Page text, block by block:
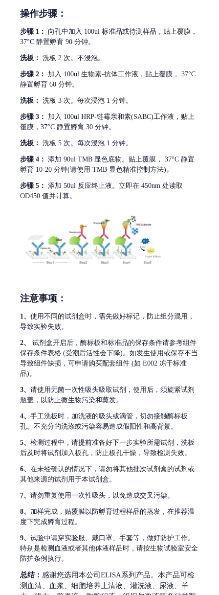
操作步骤：
步骤 1： 向孔中加入 100ul 标准品或待测样品，贴上覆膜，
37°C 静置孵育 90 分钟。
洗板： 洗板 2 次。不浸泡。
步骤 2： 加入 100ul 生物素-抗体工作液，贴上覆膜， 37°C
静置孵育 60 分钟。
洗板： 洗板 3 次。每次浸泡 1 分钟。
步骤 3： 加入 100ul HRP-链霉亲和素(SABC)工作液，贴上
覆膜，37°C 静置孵育 30 分钟。
洗板： 洗板 5 次。每次浸泡 1 分钟。
步骤 4： 添加 90ul TMB 显色底物。贴上覆膜， 37°C 静置
孵育 10-20 分钟(请使用 TMB 显色精准控制方法)。
步骤 5： 添加 50ul 反应终止液。立即在 450nm 处读取
OD450 值并计算。
注意事项 ：
1、 使用不同的试剂盒时，需先做好标记，防止组分混用，
导致实验失败。
2、
试剂盒开启后，酶标板和标准品的保存条件请参考组件
保存条件表格 (受潮后活性会下降)。如发生使用或保存不当
导致组件缺损，可申请购买配套组件 (如 E002 冻干标准
品)。
3、 请使用无菌一次性吸头吸取试剂，使用后，须旋紧试剂
瓶盖，以防止微生物污染和蒸发。
4、 手工洗板时，加洗液的吸头或滴管，切勿接触酶标板
孔。不充分的洗涤或污染容易造成假阳性和高背景。
5、 检测过程中，请提前准备好下一步实验所需试剂，洗板
后及时将试剂加入板孔，防止板孔干燥，导致检测失效。
6、 在未经确认的情况下，请勿将其他批次试剂盒的试剂或
其他来源的试剂用于本试剂盒。
7、 请勿重复使用一次性吸头，以免造成交叉污染。
8、 加样完成，贴覆膜以防孵育过程样品的蒸发，在推荐温
度下完成孵育过程。
9、 试验中请穿实验服、戴口罩、手套等，做好防护工作。
特别是检测血液或者其他体液样品时，请按生物试验室安全
防护条例执行。
总结： 感谢您选用本公司ELISA系列产品。本产品可检
测血清、血浆、细胞培养上清液、灌洗液、尿液、羊